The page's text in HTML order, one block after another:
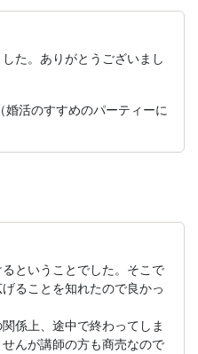
た。ありがとうございまし
活のすすめのパーティーに
ということでした。そこで
ることを知れたので良かっ
係上、途中で終わってしま
んが講師の方も商売なので